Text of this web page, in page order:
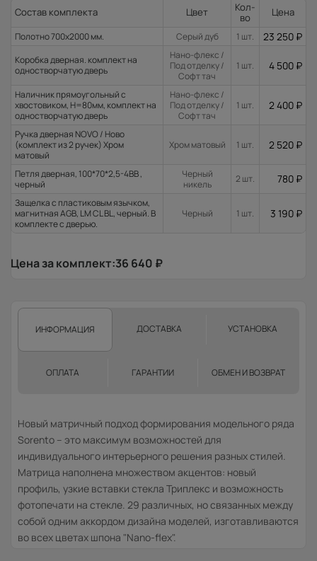
Состав комплекта Цвет
Кол-
во
Цена
Полотно 700x2000 мм. Серый дуб 1 шт. 23 250 ₽
Коробка дверная. комплект на
одностворчатую дверь
Нано-флекс /
Под отделку /
Софт тач
1 шт. 4 500 ₽
Наличник прямоугольный с
хвостовиком, H=80мм, комплект на
одностворчатую дверь
Нано-флекс /
Под отделку /
Софт тач
1 шт. 2 400 ₽
Ручка дверная NOVO / Ново
(комплект из 2 ручек) Хром
матовый
Хром матовый 1 шт. 2 520 ₽
Петля дверная, 100*70*2,5-4ВВ ,
черный
Черный
никель
2 шт. 780 ₽
Защелка с пластиковым язычком,
магнитная AGB, LM CL BL, черный. В
комплекте с дверью.
Черный 1 шт. 3 190 ₽
Цена за комплект:36 640 ₽
ИНФОРМАЦИЯ ДОСТАВКА УСТАНОВКА
ОПЛАТА ГАРАНТИИ ОБМЕН И ВОЗВРАТ
Новый матричный подход формирования модельного ряда
Sorento – это максимум возможностей для
индивидуального интерьерного решения разных стилей.
Матрица наполнена множеством акцентов: новый
профиль, узкие вставки стекла Триплекс и возможность
фотопечати на стекле. 29 различных, но связанных между
собой одним аккордом дизайна моделей, изготавливаются
во всех цветах шпона "Nano-flex".